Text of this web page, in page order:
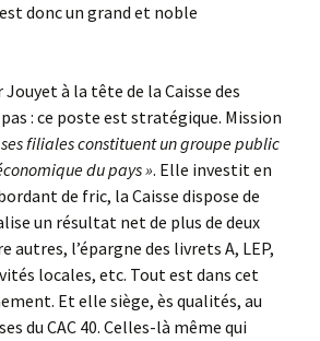
donc un grand et noble
à la tête de la Caisse des
: ce poste est stratégique. Mission
filiales constituent un groupe public
du pays ». Elle investit en
de fric, la Caisse dispose de
un résultat net de plus de deux
l’épargne des livrets A, LEP,
locales, etc. Tout est dans cet
Et elle siège, ès qualités, au
du CAC 40. Celles-là même qui